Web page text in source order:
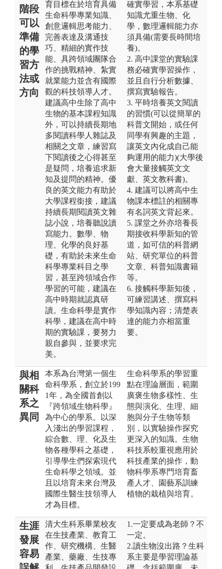
階段
可以
準備
的學
習方
法或
方向
育目標在於培育具備
生命科學專業知識、
創意邏輯思考能力、
完善表達及溝通技
巧、精細的實作技
能、具跨領域團隊合
作的挑戰精神、紮實
就業能力並含有國際
觀的科技領導人才。
建議高中生除了高中
生物的基本課程知識
外，可以持續長期地
多閱讀科學人雜誌及
相關之文章，練習寫
下閱讀後之心得甚至
是疑問，培養追求新
知及提問的精神。優
良的英文能力有助於
大學課程銜接，建議
持續長期閱讀英文雜
誌小說，培養聽說讀
寫能力。數學、物
理、化學的良好基
礎，有助於未來生命
科學專業科目之學
習，甚至跨領域合作
學習的可能，建議在
高中時期就認真研
讀。生命科學是實作
科學，建議在高中時
期的實驗課，要努力
親自參與，並要求完
美。
確實學習，本系基礎
知識尤重生物、化
學，數理邏輯能力亦
須具備(需要長時間培
養)。
2. 高中課堂的實驗課
務必確實學習操作，
並且自行分析數據、
撰寫實驗報告。
3. 平時培養英文閱讀
的習慣(可以從簡單的
科普文開始，或任何
同學有興趣的主題，
讓英文內化成自己能
夠運用的能力)(大學後
會大量接觸英文文
獻、英文教科書)。
4. 建議可以將高中生
物課本標註的相關專
有名詞英文背起來。
5. 課堂之外亦培養長
期接收科學新知的管
道，如可信的科普網
站、研究單位的科普
文章、科普知識書籍
等。
6. 接觸科學新知後，
可練習講述、撰寫科
學知識內容；清楚表
達的能力亦相當重
要。
與相
關科
系之
異同
本系為台灣第一個生
命科學系，創立於199
1年，為全國首創以
『跨領域生物科學』
為中心的學系。以深
入淺出的學習課程，
綜合數、理、化及生
物各種學科之基礎，
引導學生們探索現代
生命科學之領域。並
且以培育未來台灣及
國際生醫生技領導人
才為目標。
生命科學系的學習重
點在理論層面，範圍
廣褒生物多樣性、生
態與演化、生理、細
胞與分子生物等類
別，以實驗操作探究
更深入的知識。生物
科技系較重視應用於
科技產業的操作，動
物科學系專門培育畜
產人才、園藝系訓練
植物的栽植與培育。
生涯
發展
容易
清大生科系畢業校友
在生技產業、教育工
作、研究機構、生醫
產業、藥廠、生技專
1.一定要成為老師？不
一定。
2.讀生物沒出路？生科
系主要是學習理論基